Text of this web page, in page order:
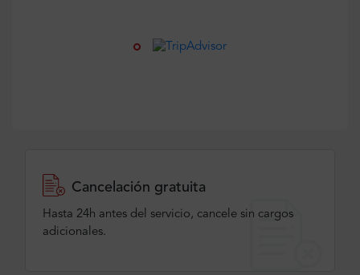
Cancelación gratuita
Hasta 24h antes del servicio, cancele sin cargos
adicionales.